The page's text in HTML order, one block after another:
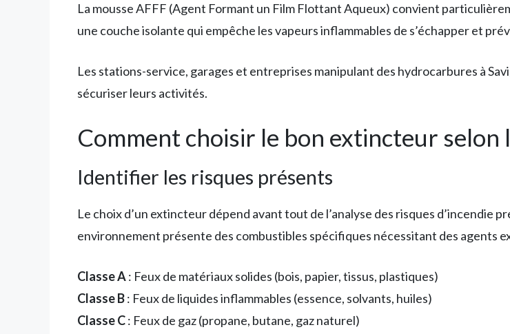
La mousse AFFF (Agent Formant un Film Flottant Aqueux) convient
une couche isolante qui empêche les vapeurs inflammables de s’échapper et
Les stations-service, garages et entreprises manipulant des hydrocarbures à
sécuriser leurs activités.
Comment choisir le bon extincteur selon
Identifier les risques présents
Le choix d’un extincteur dépend avant tout de l’analyse des risques d’incendie
environnement présente des combustibles spécifiques nécessitant des agents
Classe A: Feux de matériaux solides (bois, papier, tissus, plastiques)
Classe B: Feux de liquides inflammables (essence, solvants, huiles)
Classe C: Feux de gaz (propane, butane, gaz naturel)